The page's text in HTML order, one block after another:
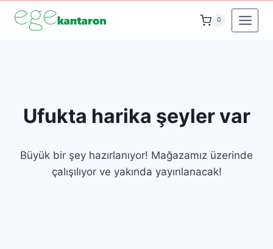
İçeriğe
geç
0
Ufukta harika şeyler var
Büyük bir şey hazırlanıyor! Mağazamız üzerinde
çalışılıyor ve yakında yayınlanacak!